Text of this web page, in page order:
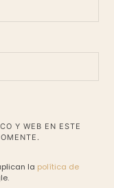
Y WEB EN ESTE
la política de